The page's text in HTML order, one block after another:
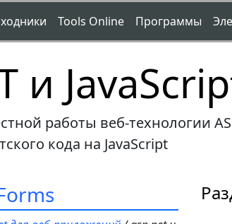
Tools Online Программы
и
работы веб-технологии
кода на JavaScript